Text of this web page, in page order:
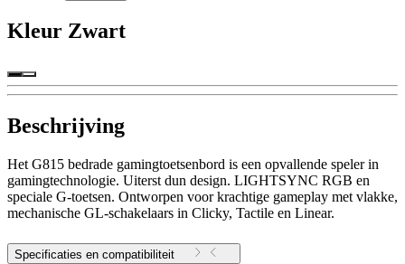
Kleur Zwart
Beschrijving
Het G815 bedrade gamingtoetsenbord is een opvallende speler in
gamingtechnologie. Uiterst dun design. LIGHTSYNC RGB en
speciale G-toetsen. Ontworpen voor krachtige gameplay met vlakke,
mechanische GL-schakelaars in Clicky, Tactile en Linear.
Specificaties en compatibiliteit